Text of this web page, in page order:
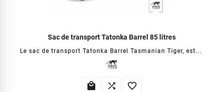
Sac de transport Tatonka Barrel 85 litres
Le sac de transport Tatonka Barrel Tasmanian Tiger, est...
  